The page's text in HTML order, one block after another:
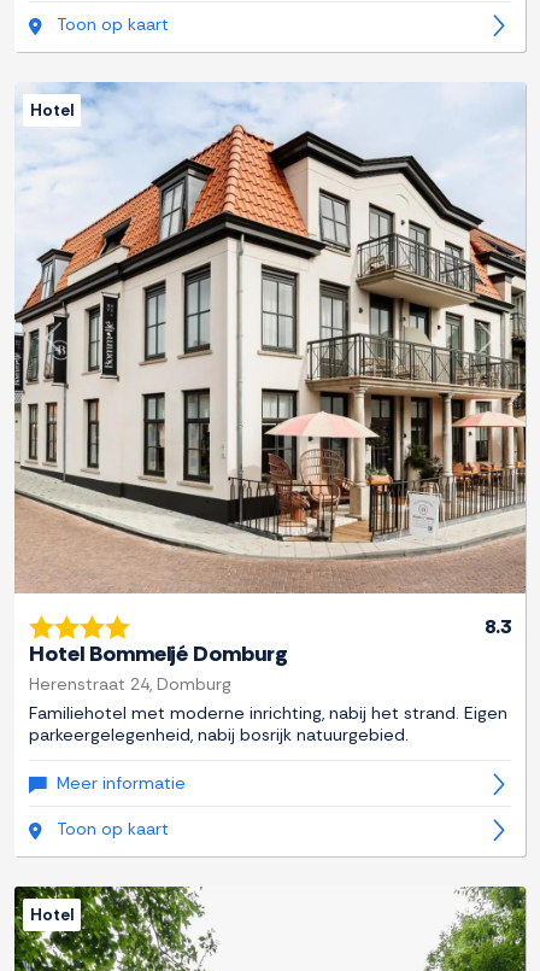
Toon op kaart
Previous Next
Hotel
8.3
Hotel Bommeljé Domburg
Herenstraat 24, Domburg
Familiehotel met moderne inrichting, nabij het strand. Eigen
parkeergelegenheid, nabij bosrijk natuurgebied.
Meer informatie
Toon op kaart
Hotel